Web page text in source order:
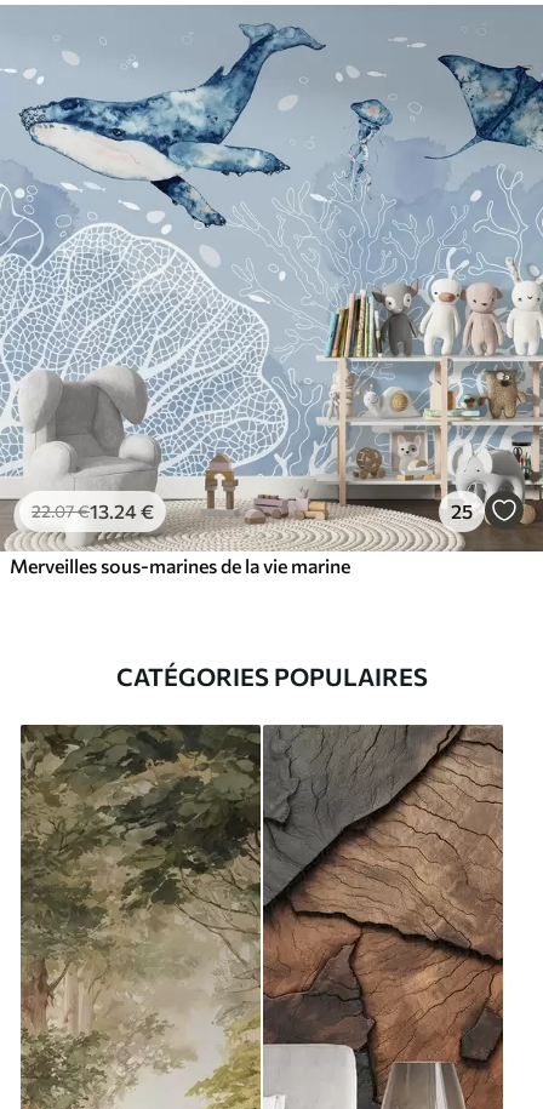
22.07€13.24€ 25
Merveilles sous-marines de la vie marine
CATÉGORIES POPULAIRES